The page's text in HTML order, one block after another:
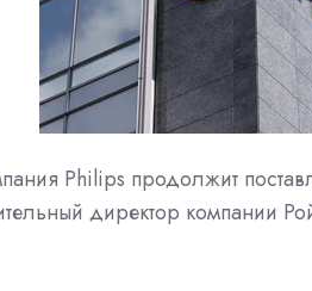
Philips продолжит
директор компании